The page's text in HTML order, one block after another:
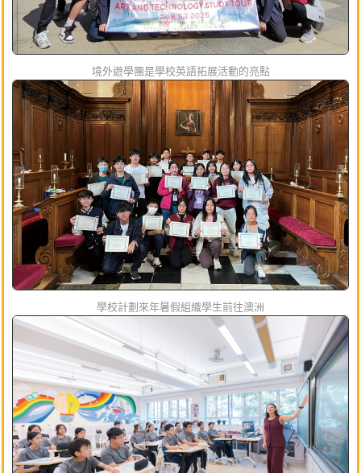
境外遊學團是學校英語拓展活動的亮點
學校計劃來年暑假組織學生前往澳洲